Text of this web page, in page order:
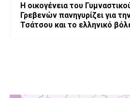
H οικογένεια του
Γρεβενών πανηγυρίζει για
Τσάτσου και το ελληνικό